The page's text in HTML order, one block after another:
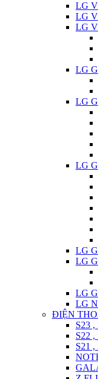
LG
LG
LG
LG
LG
LG
LG
LG
LG
LG
ĐIỆN
S23
S22
S21